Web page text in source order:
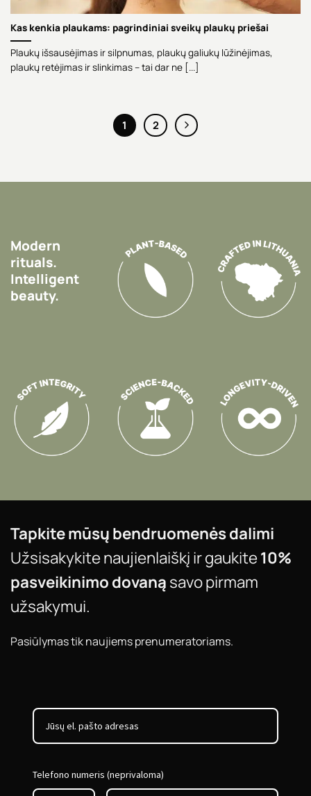
Kas kenkia plaukams: pagrindiniai sveikų plaukų priešai
Plaukų išsausėjimas ir silpnumas, plaukų galiukų lūžinėjimas,
plaukų retėjimas ir slinkimas – tai dar ne [...]
1 2
Modern
rituals.
Intelligent
beauty.
Tapkite mūsų bendruomenės dalimi
Užsisakykite naujienlaiškį ir gaukite10%
pasveikinimo dovanąsavo pirmam
užsakymui.
Pasiūlymas tik naujiems prenumeratoriams.
Telefono numeris (neprivaloma)